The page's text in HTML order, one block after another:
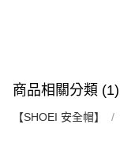
商品相關分類 (1)
【SHOEI 安全帽】